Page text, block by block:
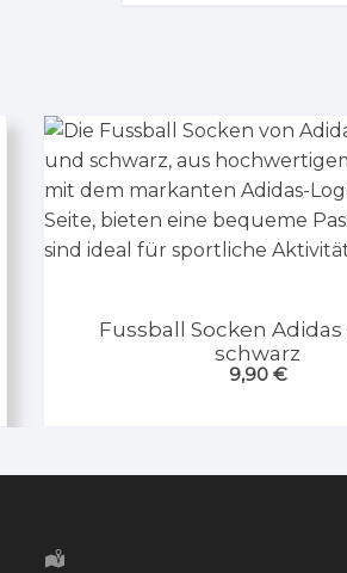
Fussball Socken Adidas
schwarz
9,90 €